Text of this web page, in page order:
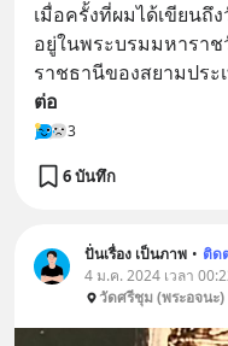
เมื่อครั้งที่ผมได้เขียนถึ
อยู่ในพระบรมมหาราช
ราชธานีของสยามประ
ต่อ
3
6 บันทึก
ปั่นเรื่อง เป็นภาพ • ติด
4 ม.ค. 2024 เวลา
วัดศรีชุม (พระอจนะ